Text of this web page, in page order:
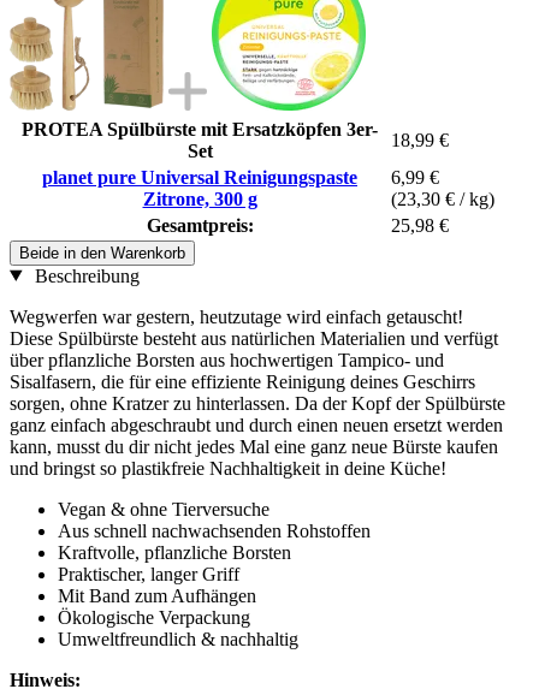
PROTEA Spülbürste mit Ersatzköpfen 3er-
Set
18,99 €
planet pure Universal Reinigungspaste
Zitrone, 300 g
6,99 €
(23,30 € / kg)
Gesamtpreis:
25,98 €
Beide in den Warenkorb
Beschreibung
Wegwerfen war gestern, heutzutage wird einfach getauscht!
Diese Spülbürste besteht aus natürlichen Materialien und verfügt
über pflanzliche Borsten aus hochwertigen Tampico- und
Sisalfasern, die für eine effiziente Reinigung deines Geschirrs
sorgen, ohne Kratzer zu hinterlassen. Da der Kopf der Spülbürste
ganz einfach abgeschraubt und durch einen neuen ersetzt werden
kann, musst du dir nicht jedes Mal eine ganz neue Bürste kaufen
und bringst so plastikfreie Nachhaltigkeit in deine Küche!
Vegan & ohne Tierversuche
Aus schnell nachwachsenden Rohstoffen
Kraftvolle, pflanzliche Borsten
Praktischer, langer Griff
Mit Band zum Aufhängen
Ökologische Verpackung
Umweltfreundlich & nachhaltig
Hinweis: